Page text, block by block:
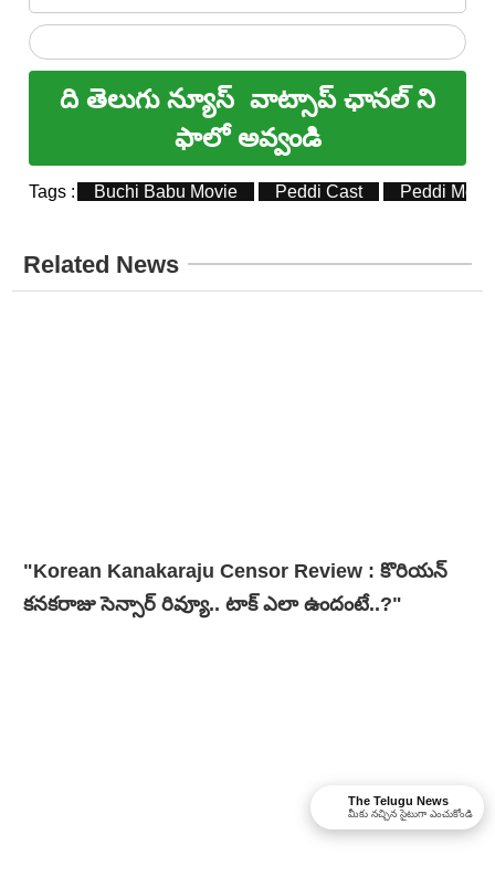
ది తెలుగు న్యూస్ వాట్సాప్ ఛానల్ ని
ఫాలో అవ్వండి
Tags : Buchi Babu Movie Peddi Cast Peddi
Related News
"Korean Kanakaraju Censor Review : కొరియన్
కనకరాజు సెన్సార్ రివ్యూ.. టాక్ ఎలా ఉందంటే..?"
The Telugu News
మీకు నచ్చిన సైటుగా ఎంచుకోండి